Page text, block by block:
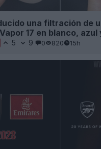
una filtración de
17 en blanco, azul
5 9 0 820 15h